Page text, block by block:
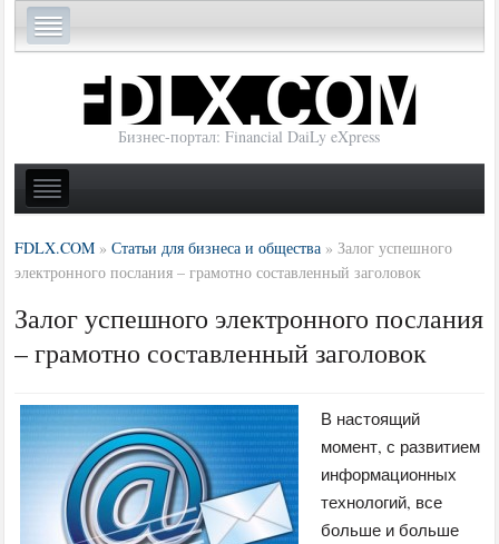
Бизнес-портал: Financial DaiLy eXpress
FDLX.COM »Статьи для бизнеса и общества »Залог успешного
электронного послания – грамотно составленный заголовок
Залог успешного электронного послания
– грамотно составленный заголовок
В настоящий
момент, с развитием
информационных
технологий, все
больше и больше